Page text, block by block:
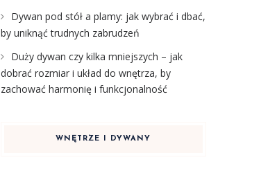
Dywan pod stół a plamy: jak wybrać i dbać,
by uniknąć trudnych zabrudzeń
Duży dywan czy kilka mniejszych – jak
dobrać rozmiar i układ do wnętrza, by
zachować harmonię i funkcjonalność
WNĘTRZE I DYWANY